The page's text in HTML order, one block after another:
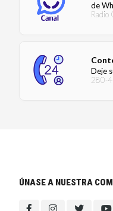
de
Radio
Deje
280-
ÚNASE A NUESTRA